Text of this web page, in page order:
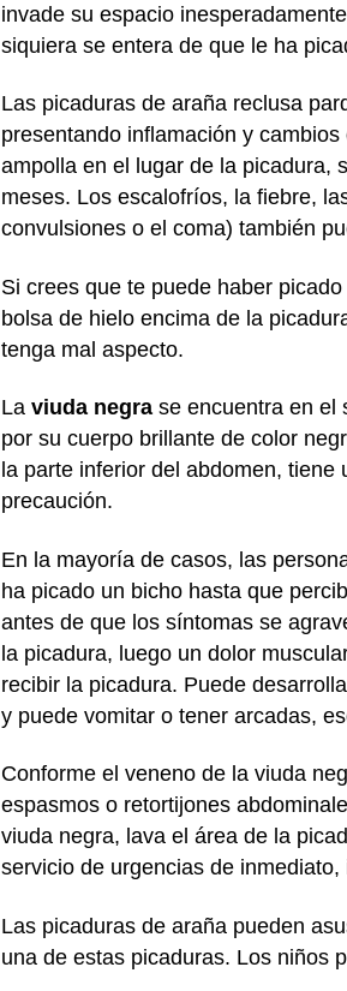
invade su espacio
siquiera se entera de que le ha
Las picaduras de araña reclusa
presentando inflamación y
ampolla en el lugar de la picadura,
meses. Los escalofríos, la fiebre,
convulsiones o el coma) también
Si crees que te puede haber
bolsa de hielo encima de la
tenga mal aspecto.
La viuda negra se encuentra en el
por su cuerpo brillante de color
la parte inferior del abdomen,
precaución.
En la mayoría de casos, las
ha picado un bicho hasta que
antes de que los síntomas se
la picadura, luego un dolor
recibir la picadura. Puede
y puede vomitar o tener arcadas,
Conforme el veneno de la viuda
espasmos o retortijones
viuda negra, lava el área de la
servicio de urgencias de
Las picaduras de araña pueden
una de estas picaduras. Los niños